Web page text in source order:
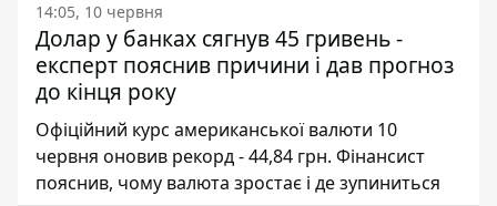
14:05, 10 червня
Долар у банках сягнув 45 гривень -
експерт пояснив причини і дав прогноз
до кінця року
Офіційний курс американської валюти 10
червня оновив рекорд - 44,84 грн. Фінансист
пояснив, чому валюта зростає і де зупиниться